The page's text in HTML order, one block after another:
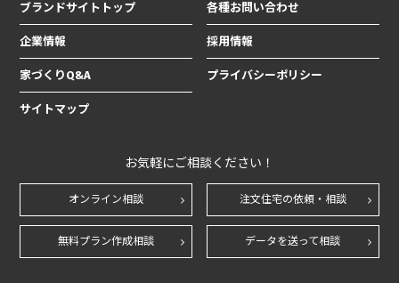
ブランドサイトトップ 各種お問い合わせ
企業情報 採用情報
家づくりQ&A プライバシーポリシー
サイトマップ
お気軽にご相談ください！
オンライン相談 注文住宅の依頼・相談
無料プラン作成相談 データを送って相談